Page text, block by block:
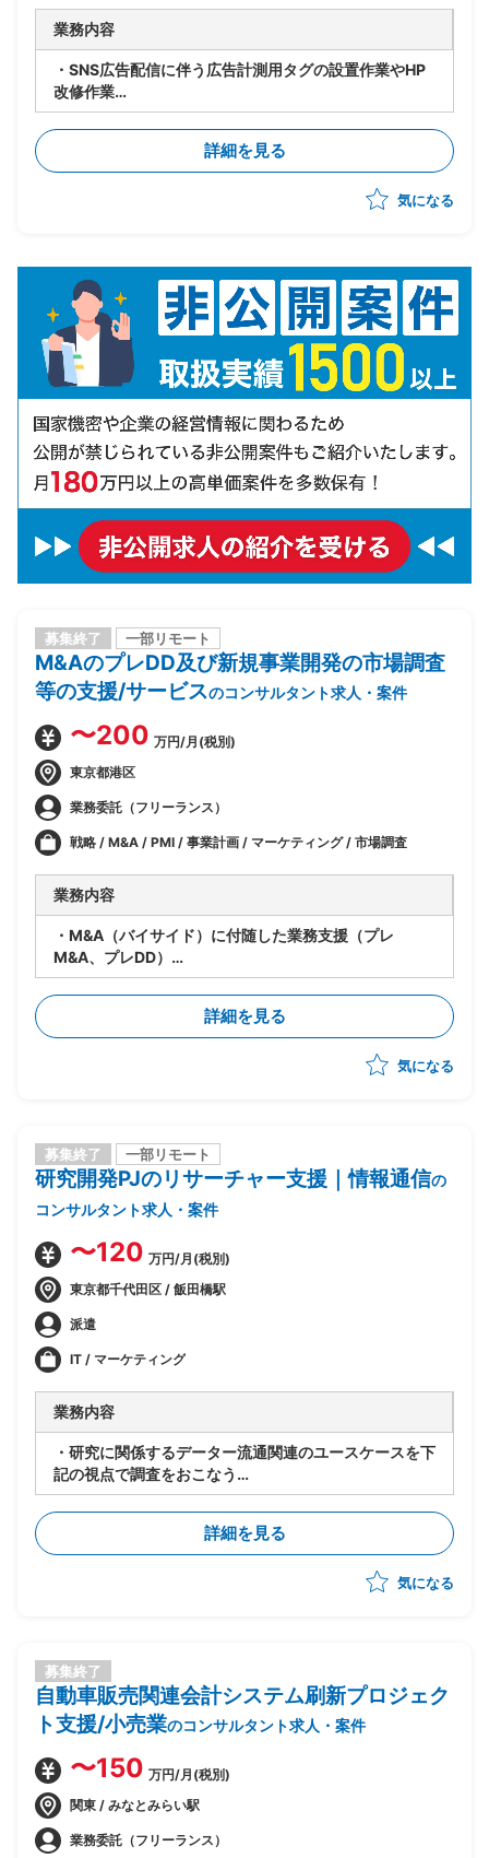
業務内容
・SNS広告配信に伴う広告計測用タグの設置作業やHP
改修作業
・企業ロゴの追加掲載や掲載停止作業(通常作業)※新規
契約や契約解消がない限り発生しない作業になりますの
で常時アサインというよりは作業発生時に単発で2，3
時間程度
詳細を見る
気になる
募集終了 一部リモート
M&AのプレDD及び新規事業開発の市場調査
等の支援/サービスのコンサルタント求人・案件
〜200 万円/月(税別)
東京都港区
業務委託（フリーランス）
戦略 / M&A / PMI / 事業計画 / マーケティング / 市場調査
業務内容
・M&A（バイサイド）に付随した業務支援（プレ
M&A、プレDD）
・M&A案件の流入増加支援
・新規事業開発に係る市場調査、マーケティング分析
詳細を見る
気になる
募集終了 一部リモート
研究開発PJのリサーチャー支援｜情報通信の
コンサルタント求人・案件
〜120 万円/月(税別)
東京都千代田区 / 飯田橋駅
派遣
IT / マーケティング
業務内容
・研究に関係するデーター流通関連のユースケースを下
記の視点で調査をおこなう
・ユースケースが抱える課題とデータ流通に期待する
効果
・データー流通におけるステークフォルダ
・データの流通フロー、処理の概要
・安全なデータ流通のために必要な条件やルール
詳細を見る
気になる
募集終了
自動車販売関連会計システム刷新プロジェク
ト支援/小売業のコンサルタント求人・案件
〜150 万円/月(税別)
関東 / みなとみらい駅
業務委託（フリーランス）